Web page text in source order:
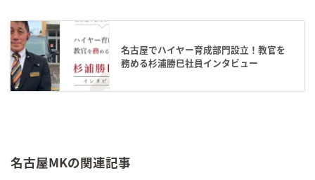
名古屋でハイヤー育成部門設立！教官を
務める杉浦勝巳社員インタビュー
名古屋MKの関連記事